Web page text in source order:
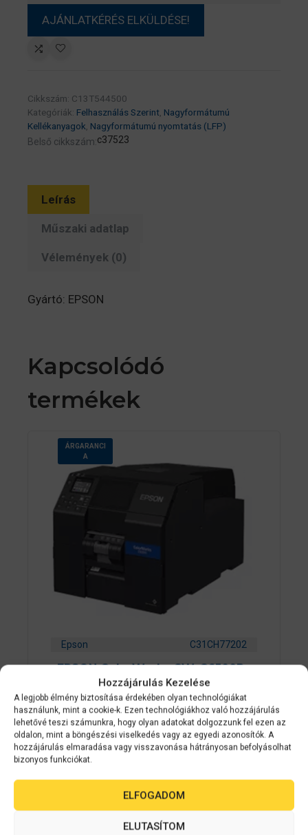
Hozzájárulás Kezelése
A legjobb élmény biztosítása érdekében olyan technológiákat
használunk, mint a cookie-k. Ezen technológiákhoz való hozzájárulás
lehetővé teszi számunkra, hogy olyan adatokat dolgozzunk fel ezen az
oldalon, mint a böngészési viselkedés vagy az egyedi azonosítók. A
hozzájárulás elmaradása vagy visszavonása hátrányosan befolyásolhat
bizonyos funkciókat.
ELFOGADOM
ELUTASÍTOM
Cikkszám: C13T544500
Kategóriák: Felhasználás Szerint, Nagyformátumú
Kellékanyagok, Nagyformátumú nyomtatás (LFP)
Belső cikkszám:c37523
Leírás
Műszaki adatlap
Vélemények (0)
Gyártó: EPSON
Kapcsolódó
termékek
ÁRGARANCI
A
Epson C31CH77202
EPSON ColorWorks CW-C6500Pe
színes címkenyomtató
0
a
z
5
ő
Érdeklődjön